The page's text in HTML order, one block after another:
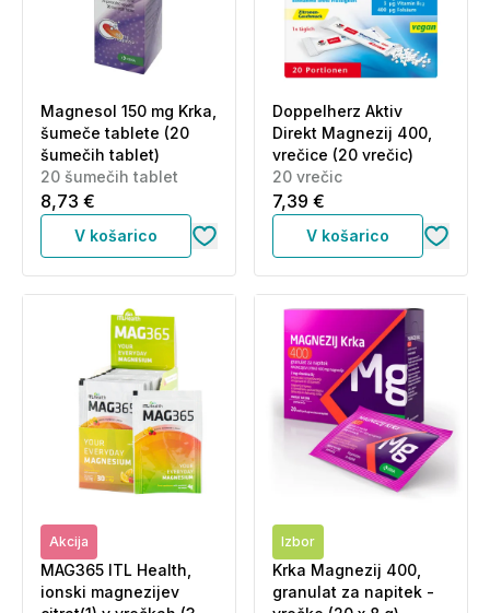
Magnesol 150 mg Krka,
šumeče tablete (20
šumečih tablet)
20 šumečih tablet
8,73 €
V košarico
Doppelherz Aktiv
Direkt Magnezij 400,
vrečice (20 vrečic)
20 vrečic
7,39 €
V košarico
Akcija
MAG365 ITL Health,
ionski magnezijev
Izbor
Krka Magnezij 400,
granulat za napitek -